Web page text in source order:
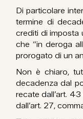
Di particolare
termine di
crediti di imposta
che “in deroga
prorogato di un
Non è chiaro,
decadenza dal
recate dall’art.
dall’art. 27,